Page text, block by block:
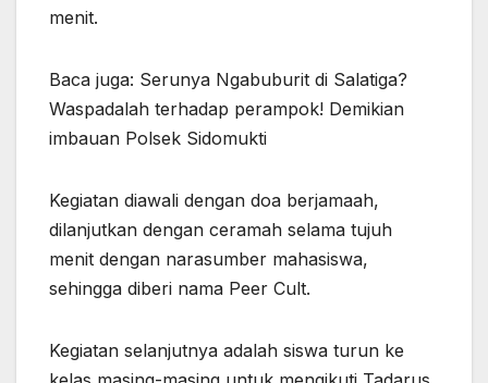
menit.
Baca juga: Serunya Ngabuburit di Salatiga?
Waspadalah terhadap perampok! Demikian
imbauan Polsek Sidomukti
Kegiatan diawali dengan doa berjamaah,
dilanjutkan dengan ceramah selama tujuh
menit dengan narasumber mahasiswa,
sehingga diberi nama Peer Cult.
Kegiatan selanjutnya adalah siswa turun ke